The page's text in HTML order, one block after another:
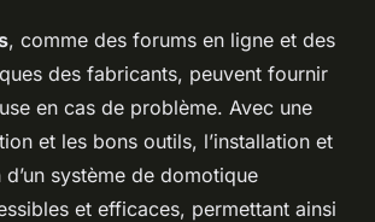
, comme des forums en ligne et des
des fabricants, peuvent fournir
en cas de problème. Avec une
et les bons outils, l’installation et
système de domotique
et efficaces, permettant ainsi